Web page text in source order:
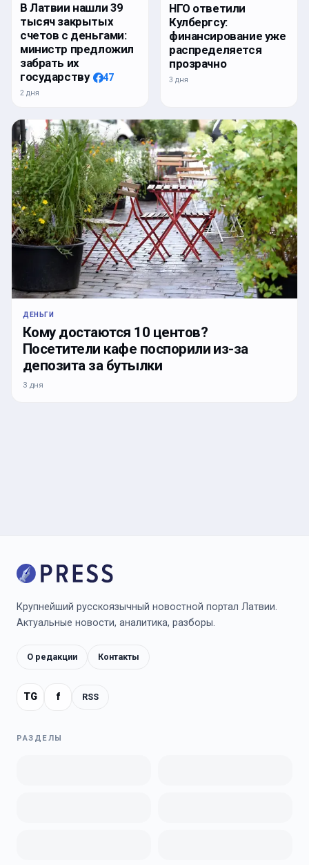
В Латвии нашли 39
тысяч закрытых
счетов с деньгами:
министр предложил
забрать их
государству
47
2 дня
НГО ответили
Кулбергсу:
финансирование уже
распределяется
прозрачно
3 дня
ДЕНЬГИ
Кому достаются 10 центов?
Посетители кафе поспорили из-за
депозита за бутылки
3 дня
Крупнейший русскоязычный новостной портал Латвии.
Актуальные новости, аналитика, разборы.
О редакции Контакты
TG f RSS
РАЗДЕЛЫ